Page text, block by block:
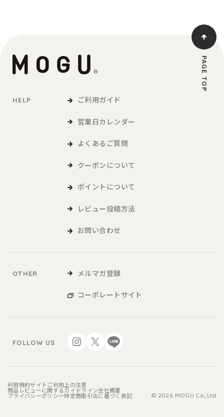
HELP ご利用ガイド
営業日カレンダー
よくあるご質問
クーポンについて
ポイントについて
レビュー投稿方法
お問い合わせ
OTHER メルマガ登録
コーポレートサイト
FOLLOW US
利用規約サイトご利用上の注意
商品レビューに関するガイドライン会社概要
プライバシーポリシー特定商取引法に基づく表記 © 2026 MOGU Co.,Ltd.
PAGE TOP